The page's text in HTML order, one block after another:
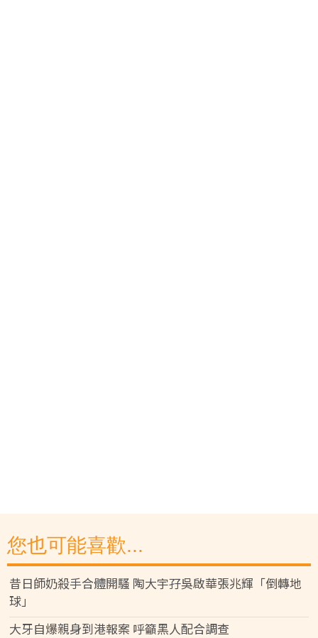
您也可能喜歡...
昔日師奶殺手合體開騷 陶大宇孖吳啟華張兆輝「倒轉地
球」
大牙自爆親身到港報案 呼籲黑人配合調查